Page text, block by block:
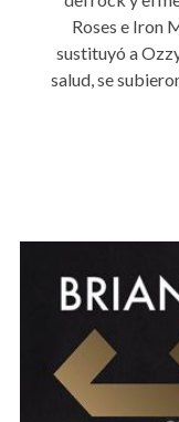
Roses e Iron
sustituyó a
salud, se